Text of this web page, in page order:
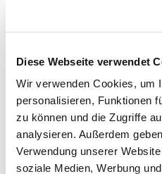
Diese Webseite verwendet
Wir verwenden Cookies, um
personalisieren, Funktionen
zu können und die Zugriffe
analysieren. Außerdem
Verwendung unserer
soziale Medien, Werbung
er vollmundig und süß,
mit einer perfekten Balance
Aperitif oder als Begleiter
Brûlée, Käsekuchen oder
Niederhäuser
Beerenauslese 1975 von
0,35-Liter-Flasche erhältlich
Holzkiste geliefert.